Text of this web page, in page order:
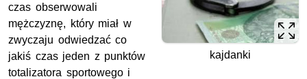
kajdanki
czas obserwowali
mężczyznę, który miał w
zwyczaju odwiedzać co
jakiś czas jeden z punktów
totalizatora sportowego i